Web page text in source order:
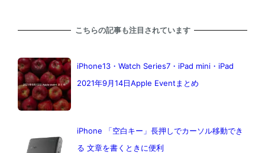
こちらの記事も注目されています
iPhone13・Watch Series7・iPad mini・iPad
2021年9月14日Apple Eventまとめ
iPhone 「空白キー」長押しでカーソル移動でき
る 文章を書くときに便利